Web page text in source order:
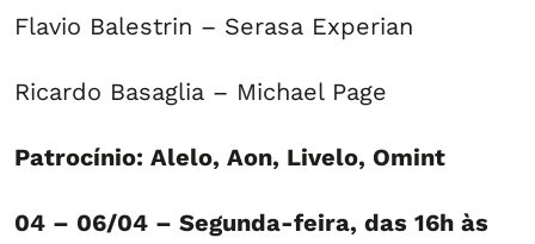
Flavio Balestrin – Serasa Experian
Ricardo Basaglia – Michael Page
Patrocínio: Alelo, Aon, Livelo, Omint
04 – 06/04 – Segunda-feira, das 16h às